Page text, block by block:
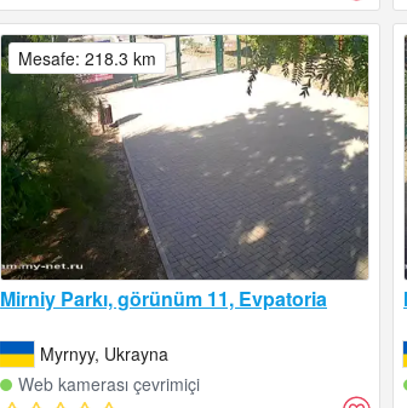
Mirniy Parkı, görünüm 11, Evpatoria
Myrnyy, Ukrayna
Web kamerası çevrimiçi
Mesafe: 218.3 km